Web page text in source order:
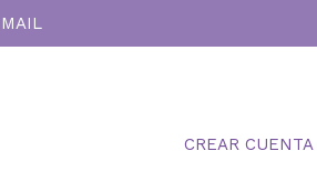
CREAR CUENTA